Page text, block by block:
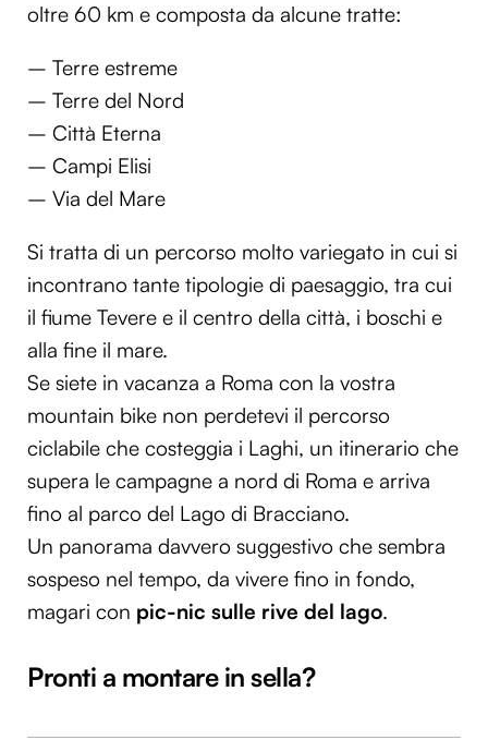
oltre 60 km e composta da alcune tratte:
– Terre estreme
– Terre del Nord
– Città Eterna
– Campi Elisi
– Via del Mare
Si tratta di un percorso molto variegato in cui si
incontrano tante tipologie di paesaggio, tra cui
il fiume Tevere e il centro della città, i boschi e
alla fine il mare.
Se siete in vacanza a Roma con la vostra
mountain bike non perdetevi il percorso
ciclabile che costeggia i Laghi, un itinerario che
supera le campagne a nord di Roma e arriva
fino al parco del Lago di Bracciano.
Un panorama davvero suggestivo che sembra
sospeso nel tempo, da vivere fino in fondo,
magari con pic-nic sulle rive del lago.
Pronti a montare in sella?